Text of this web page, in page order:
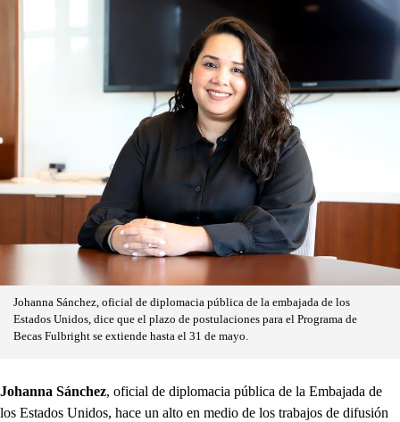
Johanna Sánchez, oficial de diplomacia pública de la embajada de los
Estados Unidos, dice que el plazo de postulaciones para el Programa de
Becas Fulbright se extiende hasta el 31 de mayo.
Johanna Sánchez, oficial de diplomacia pública de la Embajada de
los Estados Unidos, hace un alto en medio de los trabajos de difusión